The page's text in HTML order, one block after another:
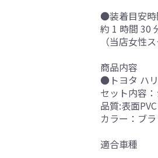
●装着目安時
約 1 時間 30
（当店女性
商品内容
●トヨタ ハ
セット内容
品質:表面
カラー：ブ
適合車種